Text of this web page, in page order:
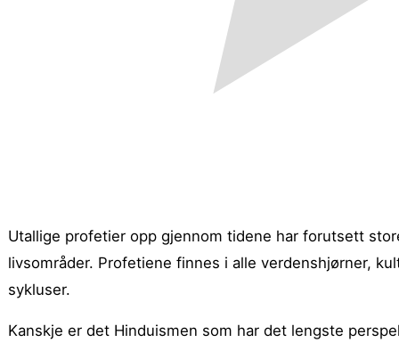
Utallige profetier opp gjennom tidene har forutsett
livsområder. Profetiene finnes i alle verdenshjørner,
sykluser.
Kanskje er det Hinduismen som har det lengste